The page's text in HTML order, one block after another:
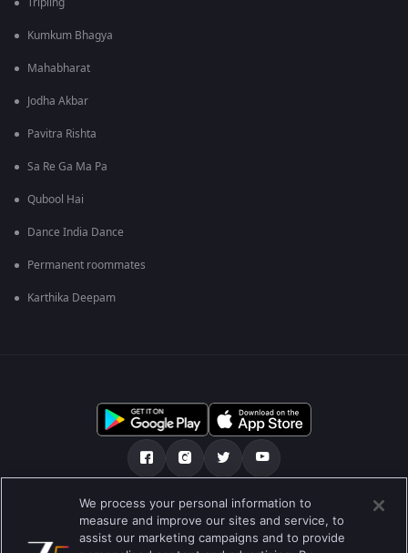
Kumkum Bhagya
Mahabharat
Jodha Akbar
Pavitra Rishta
Sa Re Ga Ma Pa
Qubool Hai
Dance India Dance
Permanent roommates
Karthika Deepam
คำถามที่พบบ่อย นโยบายความเป็นส่วนตัว
เงื่อนไขการใช้งาน Preferences
We process your personal information to
measure and improve our sites and service, to
assist our marketing campaigns and to provide